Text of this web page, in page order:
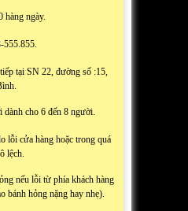
hàng ngày.
555.855.
tại SN 22, đường số :15,
cho 6 đến 8 người.
lỗi cửa hàng hoặc trong quá
lệch.
nếu lỗi từ phía khách hàng
bánh hỏng nặng hay nhẹ).